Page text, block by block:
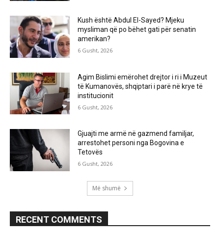
Kush është Abdul El-Sayed? Mjeku
mysliman që po bëhet gati për senatin
amerikan?
6 Gusht, 2026
Agim Bislimi emërohet drejtor i ri i Muzeut
të Kumanovës, shqiptari i parë në krye të
institucionit
6 Gusht, 2026
Gjuajti me armë në gazmend familjar,
arrestohet personi nga Bogovina e
Tetovës
6 Gusht, 2026
Më shumë
RECENT COMMENTS